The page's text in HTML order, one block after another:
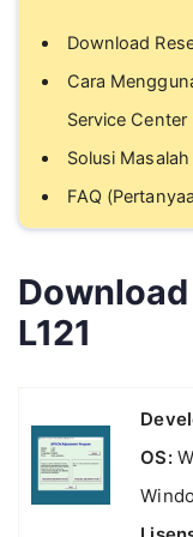
Download
Cara
Service Center
Solusi
FAQ
L121
OS: